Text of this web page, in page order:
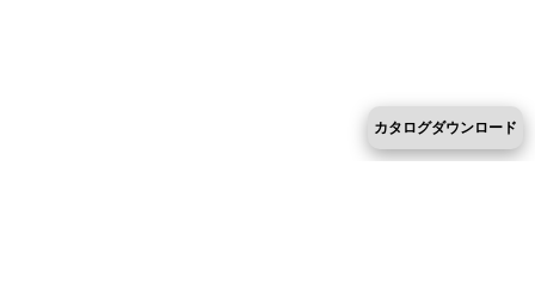
カタログダウンロード